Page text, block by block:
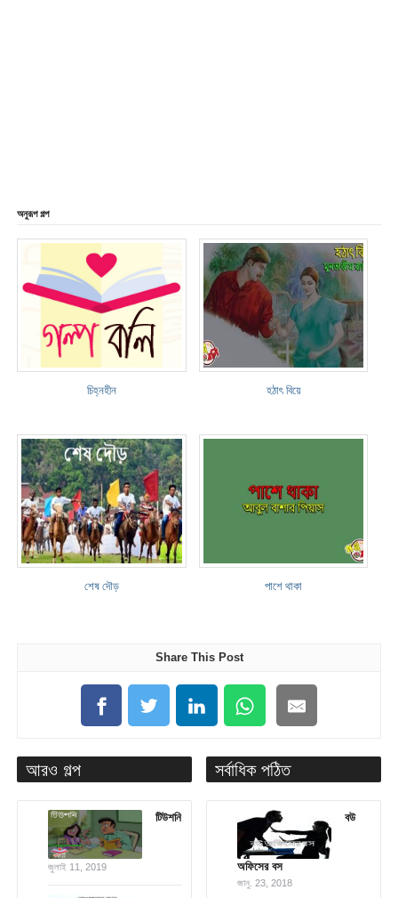
অনুরূপ গল্প
চিহ্নহীন হঠাৎ বিয়ে
শেষ দৌড় পাশে থাকা
Share This Post
আরও গল্প
টিউশনি
জুলাই 11, 2019
সর্বাধিক পঠিত
বউ
অফিসের বস
জানু. 23, 2018